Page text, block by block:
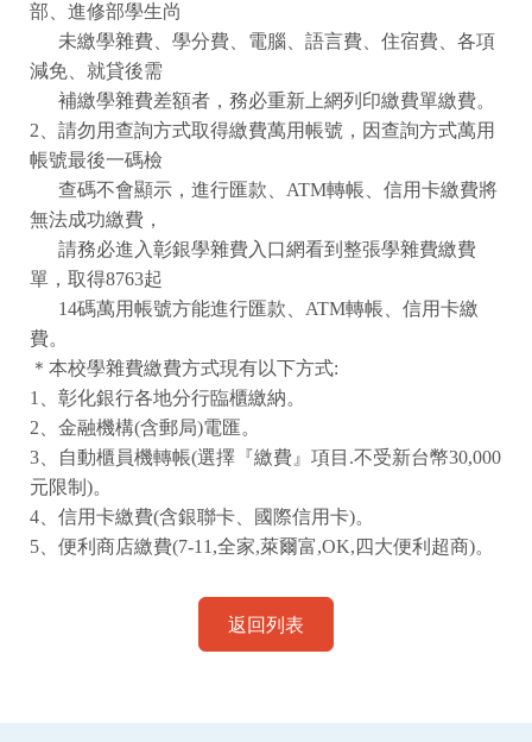
部、進修部學生尚
未繳學雜費、學分費、電腦、語言費、住宿費、各項
減免、就貸後需
補繳學雜費差額者，務必重新上網列印繳費單繳費。
2 、請勿用查詢方式取得繳費萬用帳號，因查詢方式萬用
帳號最後一碼檢
查碼不會顯示，進行匯款、 ATM轉帳、信用卡繳費將
無法成功繳費，
請務必進入彰銀學雜費入口網看到整張學雜費繳費
單，取得8763起
14碼萬用帳號方能進行匯款、 ATM轉帳、信用卡繳
費。
＊本校學雜費繳費方式現有以下方式:
1
、彰化銀行各地分行臨櫃繳納。
2 、金融機構(含郵局)電匯。
3 、自動櫃員機轉帳(選擇『繳費』項目 .不受新台幣30,000
元限制 )。
4 、信用卡繳費(含銀聯卡、國際信用卡)。
5 、便利商店繳費(7-11,全家,萊爾富,OK, 四大便利超商)。
返回列表